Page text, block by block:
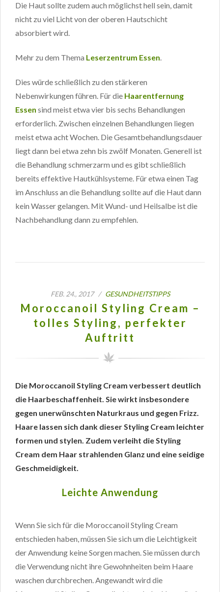
Die Haut sollte zudem auch möglichst hell sein, damit
nicht zu viel Licht von der oberen Hautschicht
absorbiert wird.
Mehr zu dem Thema Leserzentrum Essen.
Dies würde schließlich zu den stärkeren
Nebenwirkungen führen. Für die Haarentfernung
Essen sind meist etwa vier bis sechs Behandlungen
erforderlich. Zwischen einzelnen Behandlungen liegen
meist etwa acht Wochen. Die Gesamtbehandlungsdauer
liegt dann bei etwa zehn bis zwölf Monaten. Generell ist
die Behandlung schmerzarm und es gibt schließlich
bereits effektive Hautkühlsysteme. Für etwa einen Tag
im Anschluss an die Behandlung sollte auf die Haut dann
kein Wasser gelangen. Mit Wund- und Heilsalbe ist die
Nachbehandlung dann zu empfehlen.
FEB. 24., 2017 / GESUNDHEITSTIPPS
Moroccanoil Styling Cream –
tolles Styling, perfekter
Auftritt
Die Moroccanoil Styling Cream verbessert deutlich
die Haarbeschaffenheit. Sie wirkt insbesondere
gegen unerwünschten Naturkraus und gegen Frizz.
Haare lassen sich dank dieser Styling Cream leichter
formen und stylen. Zudem verleiht die Styling
Cream dem Haar strahlenden Glanz und eine seidige
Geschmeidigkeit.
Leichte Anwendung
Wenn Sie sich für die Moroccanoil Styling Cream
entschieden haben, müssen Sie sich um die Leichtigkeit
der Anwendung keine Sorgen machen. Sie müssen durch
die Verwendung nicht ihre Gewohnheiten beim Haare
waschen durchbrechen. Angewandt wird die